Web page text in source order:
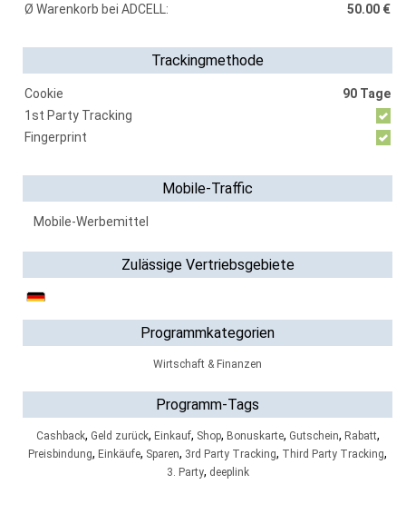
Ø Warenkorb bei ADCELL:
50.00 €
Trackingmethode
Cookie
90 Tage
1st Party Tracking
Fingerprint
Mobile-Traffic
Mobile-Werbemittel
Zulässige Vertriebsgebiete
Programmkategorien
Wirtschaft & Finanzen
Programm-Tags
Cashback, Geld zurück, Einkauf, Shop, Bonuskarte, Gutschein, Rabatt,
Preisbindung, Einkäufe, Sparen, 3rd Party Tracking, Third Party Tracking,
3. Party, deeplink